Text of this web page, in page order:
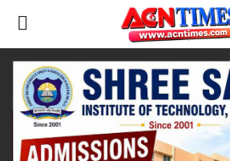
Home
Contact
Tag:Operation Sindoor 2
मध्यप्रदेश